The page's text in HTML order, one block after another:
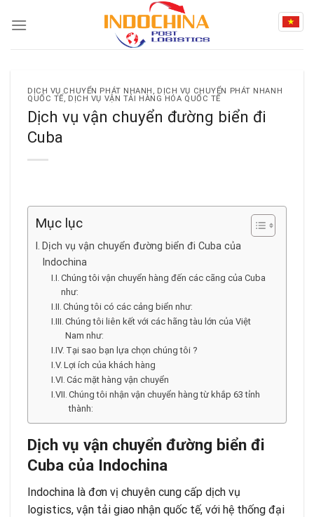
DỊCH VỤ CHUYỂN PHÁT NHANH , DỊCH VỤ CHUYỂN PHÁT NHANH
QUỐC TẾ, DỊCH VỤ VẬN TẢI HÀNG HÓA QUỐC TẾ
Dịch vụ vận chuyển đường biển đi
Cuba
Mục lục
Dịch vụ vận chuyển đường biển đi Cuba của
Indochina
Chúng tôi vận chuyển hàng đến các cãng của Cuba
như:
Chúng tôi có các cảng biển như:
Chúng tôi liên kết với các hãng tàu lớn của Việt
Nam như:
Tại sao bạn lựa chọn chúng tôi ?
Lợi ích của khách hàng
Các mặt hàng vận chuyển
Chúng tôi nhận vận chuyển hàng từ khắp 63 tỉnh
thành:
Dịch vụ vận chuyển đường biển đi
Cuba của Indochina
Indochina là đơn vị chuyên cung cấp dịch vụ
logistics, vận tải giao nhận quốc tế, với hệ thống đại